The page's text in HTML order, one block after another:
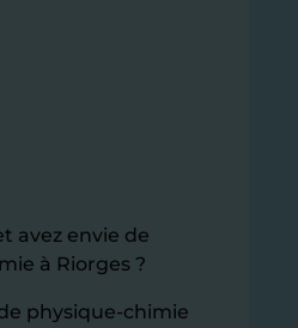
avez envie de
à Riorges ?
physique-chimie